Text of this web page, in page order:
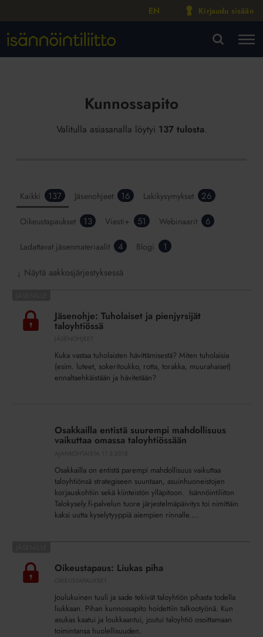
EN Kirjaudu sisään
Kunnossapito
Valitulla asiasanalla löytyi 137 tulosta.
Kaikki 137 Jäsenohjeet 16 Lakikysymykset 26
Oikeustapaukset 13 Viesti+ 51 Webinaarit 6
Ladattavat jäsenmateriaalit 4 Blogi 1
↓ Näytä aakkosjärjestyksessä
Tuholaiset
Jäsenohje: Tuholaiset ja pienjyrsijät
taloyhtiössä
Kuka vastaa tuholaisten hävittämisestä? Miten tuholaisia
(esim. luteet, sokeritoukko, rotta, torakka, muurahaiset)
ennaltaehkäistään ja hävitetään?
taloyhtiössään
Osakkailla entistä suurempi mahdollisuus
vaikuttaa omassa taloyhtiössään
Osakkailla on entistä parempi mahdollisuus vaikuttaa
taloyhtiönsä strategiseen suuntaan, asuinhuoneistojen
korjauskohtiin sekä kiinteistön ylläpitoon. Isännöintiliiton
Talokysely.fi-palvelun tuore järjestelmäpäivitys toi nimittäin
kaksi uutta kyselytyyppiä aiempien rinnalle....
Liukas
piha
Oikeustapaus: Liukas piha
Joulukuinen tuuli ja sade tekivät taloyhtiön pihasta todella
liukkaan. Pihan kunnossapito hoidettiin talkootyönä. Kun
asukas kaatui ja loukkaantui, joutui taloyhtiö osoittamaan
toimintansa huolellisuuden.